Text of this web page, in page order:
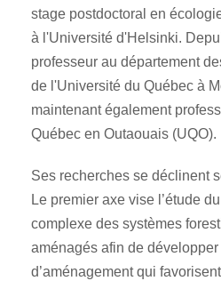
stage postdoctoral en
à l'Université d'Helsinki.
professeur au département
de l'Université du Québec à
maintenant également
Québec en Outaouais (UQO).
Ses recherches se déclinent
Le premier axe vise l’étude
complexe des systèmes
aménagés afin de
d’aménagement qui